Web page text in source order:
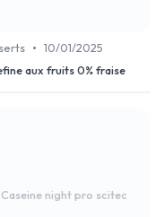
• 10/01/2025
aux fruits 0% fraise
Caseine night pro scitec